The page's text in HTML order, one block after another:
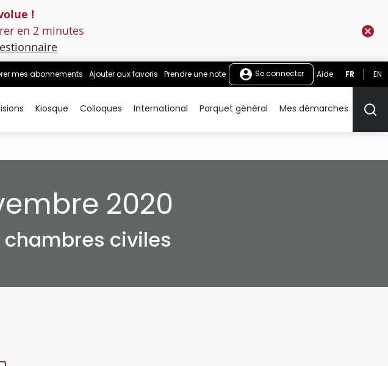
!
en 2 minutes
mes abonnements Ajouter aux favoris Prendre une note Se connecter Aide FR EN
Kiosque Colloques International Parquet général Mes démarches
2020
civiles